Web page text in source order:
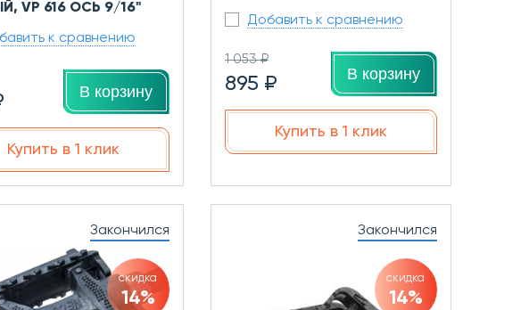
VP 616 ОСЬ 9/16"
к сравнению
В корзину
Купить в 1 клик
Добавить к сравнению
1 053 ₽
895 ₽ В корзину
Купить в 1 клик
Закончился
скидка
14%
Закончился
скидка
14%